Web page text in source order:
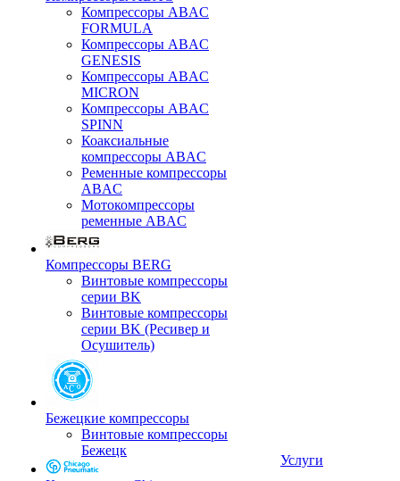
Компрессоры ABAC
FORMULA
Компрессоры ABAC
GENESIS
Компрессоры ABAC
MICRON
Компрессоры ABAC
SPINN
Коаксиальные
компрессоры ABAC
Ременные компрессоры
ABAC
Мотокомпрессоры
ременные ABAC
Компрессоры BERG
Винтовые компрессоры
серии BK
Винтовые компрессоры
серии BK (Ресивер и
Осушитель)
Бежецкие компрессоры
Винтовые компрессоры
Бежецк
Услуги